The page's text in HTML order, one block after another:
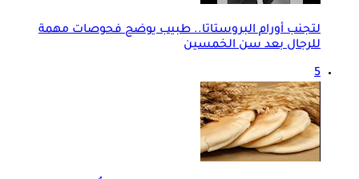
لتجنب أورام البروستاتا.. طبيب يوضح فحوصات مهمة
للرجال بعد سن الخمسين
5